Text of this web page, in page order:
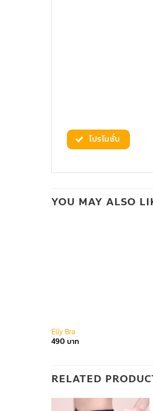
โปรโมชั่น
YOU MAY ALSO
Elly Bra
490
RELATED